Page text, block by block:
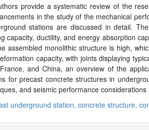
provide a systematic review of the
in the study of the mechanical
stations are discussed in detail.
capacity, ductility, and energy absorption
assembled monolithic structure is high,
capacity, with joints displaying
and China, an overview of the
for precast concrete structures in
and seismic performance considerations
underground station, concrete structure,